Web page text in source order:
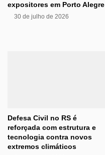
expositores em Porto Alegre
30 de julho de 2026
Defesa Civil no RS é
reforçada com estrutura e
tecnologia contra novos
extremos climáticos